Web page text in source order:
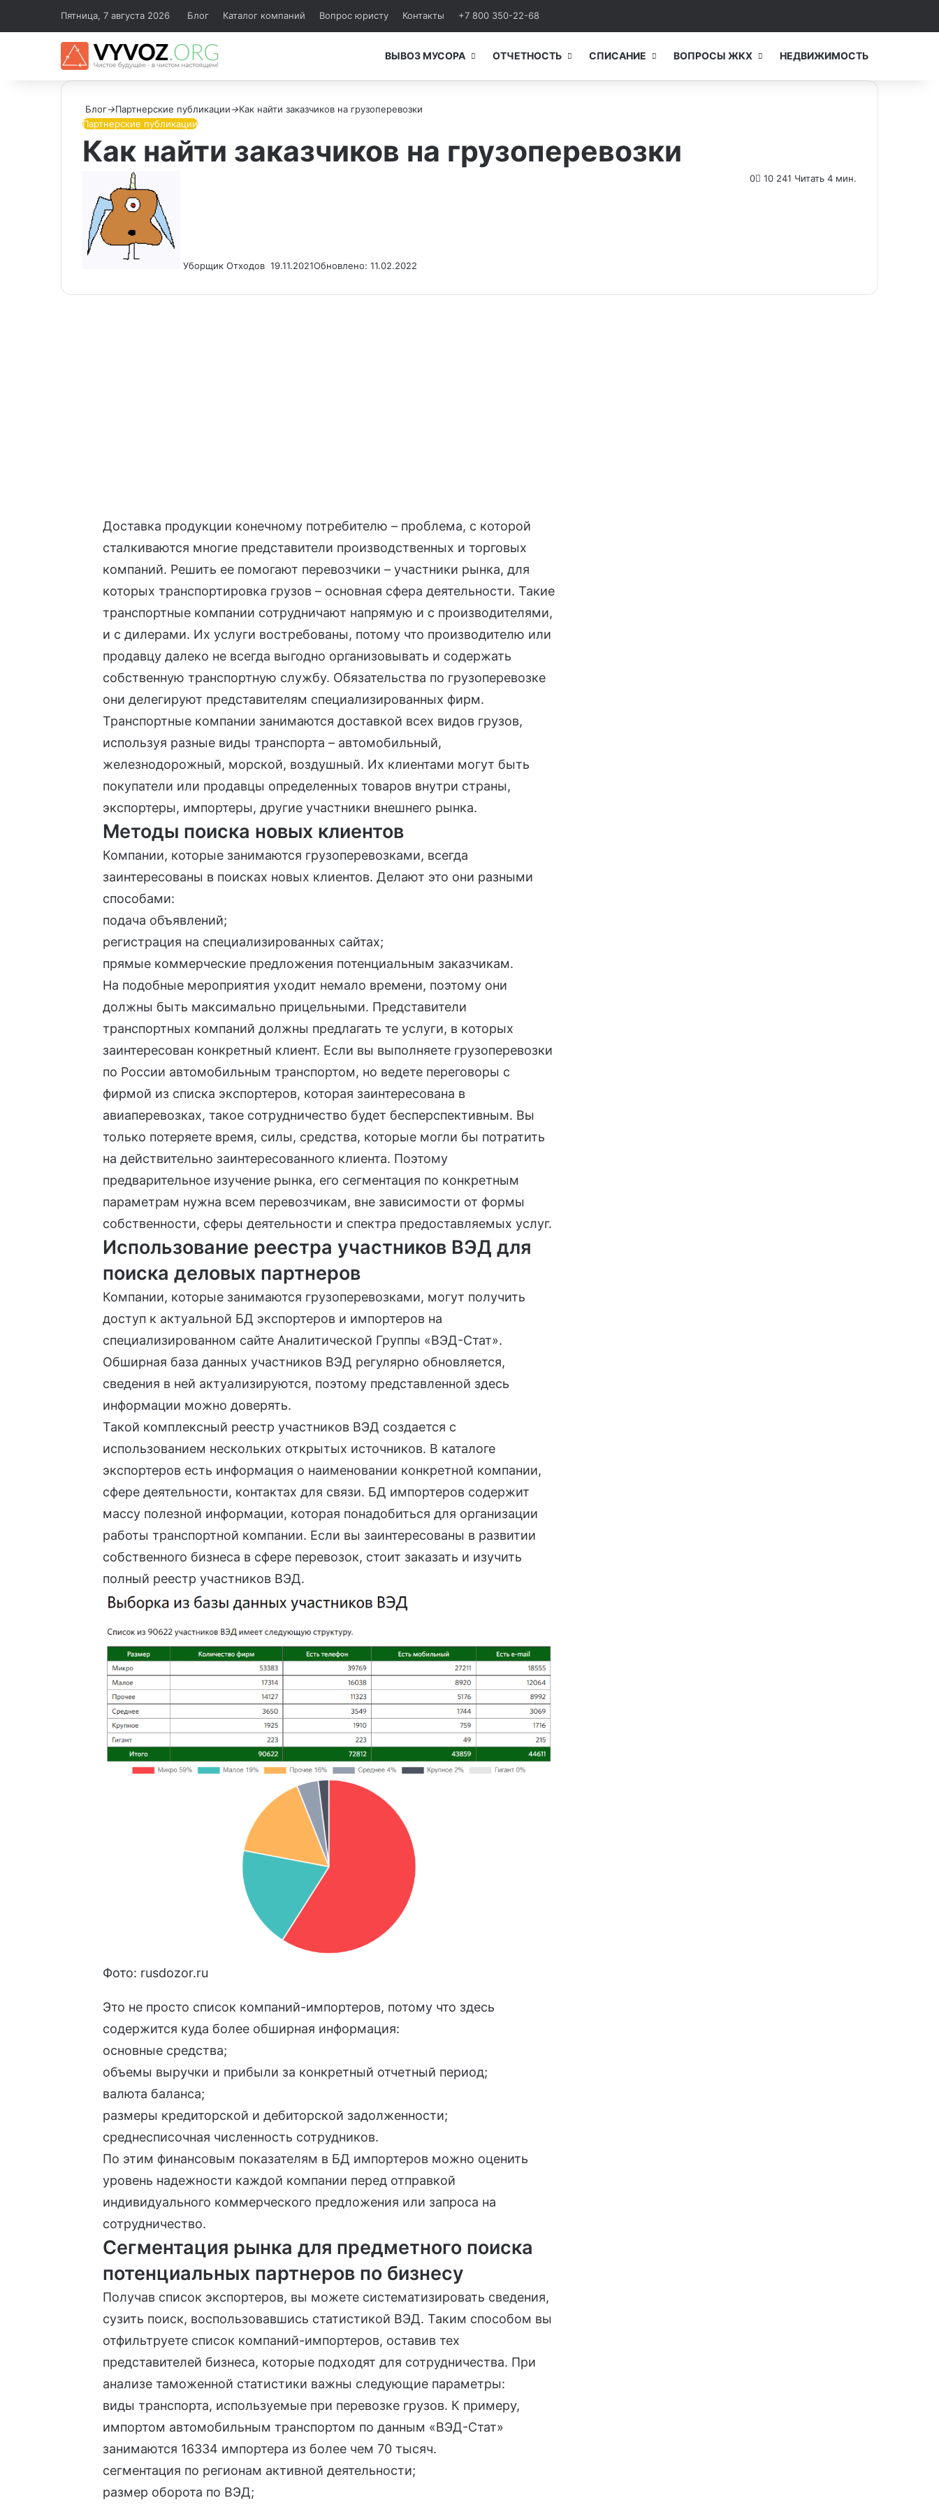
Пятница, 7 августа 2026 Блог Каталог компаний Вопрос юристу Контакты +7 800 350-22-68
ВЫВОЗ МУСОРА ОТЧЕТНОСТЬ СПИСАНИЕ ВОПРОСЫ ЖКХ НЕДВИЖИМОСТЬ
Блог→Партнерские публикации→Как найти заказчиков на грузоперевозки
Партнерские публикации
Как найти заказчиков на грузоперевозки
Уборщик Отходов 19.11.2021Обновлено: 11.02.2022
0 10 241 Читать 4 мин.
Доставка продукции конечному потребителю – проблема, с которой
сталкиваются многие представители производственных и торговых
компаний. Решить ее помогают перевозчики – участники рынка, для
которых транспортировка грузов – основная сфера деятельности. Такие
транспортные компании сотрудничают напрямую и с производителями,
и с дилерами. Их услуги востребованы, потому что производителю или
продавцу далеко не всегда выгодно организовывать и содержать
собственную транспортную службу. Обязательства по грузоперевозке
они делегируют представителям специализированных фирм.
Транспортные компании занимаются доставкой всех видов грузов,
используя разные виды транспорта – автомобильный,
железнодорожный, морской, воздушный. Их клиентами могут быть
покупатели или продавцы определенных товаров внутри страны,
экспортеры, импортеры, другие участники внешнего рынка.
Методы поиска новых клиентов
Компании, которые занимаются грузоперевозками, всегда
заинтересованы в поисках новых клиентов. Делают это они разными
способами:
подача объявлений;
регистрация на специализированных сайтах;
прямые коммерческие предложения потенциальным заказчикам.
На подобные мероприятия уходит немало времени, поэтому они
должны быть максимально прицельными. Представители
транспортных компаний должны предлагать те услуги, в которых
заинтересован конкретный клиент. Если вы выполняете грузоперевозки
по России автомобильным транспортом, но ведете переговоры с
фирмой из списка экспортеров, которая заинтересована в
авиаперевозках, такое сотрудничество будет бесперспективным. Вы
только потеряете время, силы, средства, которые могли бы потратить
на действительно заинтересованного клиента. Поэтому
предварительное изучение рынка, его сегментация по конкретным
параметрам нужна всем перевозчикам, вне зависимости от формы
собственности, сферы деятельности и спектра предоставляемых услуг.
Использование реестра участников ВЭД для
поиска деловых партнеров
Компании, которые занимаются грузоперевозками, могут получить
доступ к актуальной БД экспортеров и импортеров на
специализированном сайте Аналитической Группы «ВЭД-Стат».
Обширная база данных участников ВЭД регулярно обновляется,
сведения в ней актуализируются, поэтому представленной здесь
информации можно доверять.
Такой комплексный реестр участников ВЭД создается с
использованием нескольких открытых источников. В каталоге
экспортеров есть информация о наименовании конкретной компании,
сфере деятельности, контактах для связи. БД импортеров содержит
массу полезной информации, которая понадобиться для организации
работы транспортной компании. Если вы заинтересованы в развитии
собственного бизнеса в сфере перевозок, стоит заказать и изучить
полный реестр участников ВЭД.
Фото: rusdozor.ru
Это не просто список компаний-импортеров, потому что здесь
содержится куда более обширная информация:
основные средства;
объемы выручки и прибыли за конкретный отчетный период;
валюта баланса;
размеры кредиторской и дебиторской задолженности;
среднесписочная численность сотрудников.
По этим финансовым показателям в БД импортеров можно оценить
уровень надежности каждой компании перед отправкой
индивидуального коммерческого предложения или запроса на
сотрудничество.
Сегментация рынка для предметного поиска
потенциальных партнеров по бизнесу
Получав список экспортеров, вы можете систематизировать сведения,
сузить поиск, воспользовавшись статистикой ВЭД. Таким способом вы
отфильтруете список компаний-импортеров, оставив тех
представителей бизнеса, которые подходят для сотрудничества. При
анализе таможенной статистики важны следующие параметры:
виды транспорта, используемые при перевозке грузов. К примеру,
импортом автомобильным транспортом по данным «ВЭД-Стат»
занимаются 16334 импортера из более чем 70 тысяч.
сегментация по регионам активной деятельности;
размер оборота по ВЭД;